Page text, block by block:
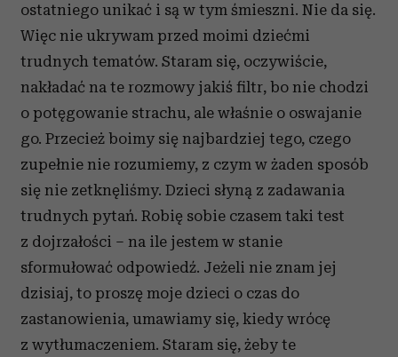
ostatniego unikać i są w tym śmieszni. Nie da się.
Więc nie ukrywam przed moimi dziećmi
trudnych tematów. Staram się, oczywiście,
nakładać na te rozmowy jakiś filtr, bo nie chodzi
o potęgowanie strachu, ale właśnie o oswajanie
go. Przecież boimy się najbardziej tego, czego
zupełnie nie rozumiemy, z czym w żaden sposób
się nie zetknęliśmy. Dzieci słyną z zadawania
trudnych pytań. Robię sobie czasem taki test
z dojrzałości – na ile jestem w stanie
sformułować odpowiedź. Jeżeli nie znam jej
dzisiaj, to proszę moje dzieci o czas do
zastanowienia, umawiamy się, kiedy wrócę
z wytłumaczeniem. Staram się, żeby te